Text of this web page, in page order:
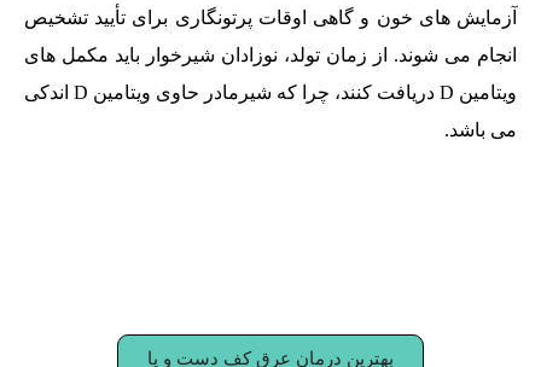
آزمایش های خون و گاهی اوقات پرتونگاری برای تأیید تشخیص
انجام می شوند. از زمان تولد، نوزادان شیرخوار باید مکمل های
ویتامین D دریافت کنند، چرا که شیرمادر حاوی ویتامین D اندکی
می باشد.
بهترین درمان عرق کف دست و پا